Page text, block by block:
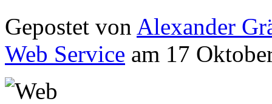
Gepostet von Alexander
Web Service am 17